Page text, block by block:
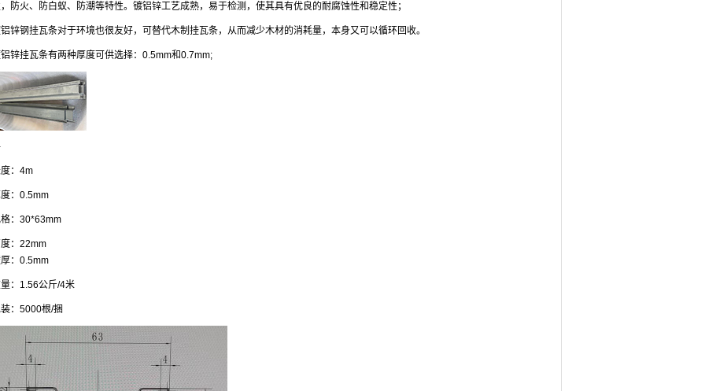
防火、防白蚁、防潮等特性。 镀铝锌工艺成熟，易于检测，使其具有优良的耐腐蚀性和稳定性；
锌钢挂瓦条对于环境也很友好，可替代木制挂瓦条，从而减少木材的消耗量，本身又可以循环回收。
锌挂瓦条有两种厚度可供选择：0.5mm和0.7mm;
：4m
：0.5mm
：30*63mm
：22mm
：0.5mm
：1.56公斤/4米
：5000根/捆